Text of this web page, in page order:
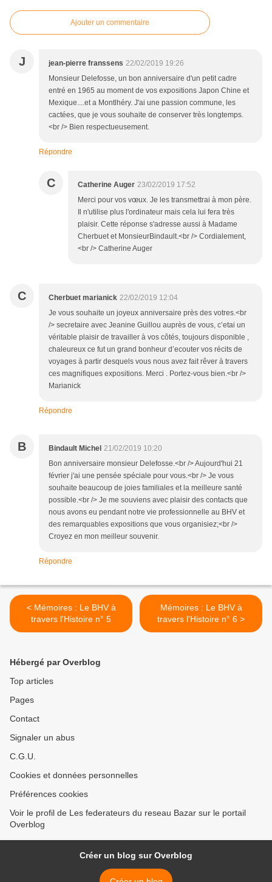
Ajouter un commentaire
J jean-pierre franssens 22/02/2019 19:26
Monsieur Delefosse, un bon anniversaire d'un petit cadre
entré en 1965 au moment de vos expositions Japon Chine et
Mexique....et a Montlhéry. J'ai une passion commune, les
cactées, que je vous souhaite de conserver très longtemps.
<br /> Bien respectueusement.
Répondre
C Catherine Auger 23/02/2019 17:52
Merci pour vos vœux. Je les transmettrai à mon père.
Il n'utilise plus l'ordinateur mais cela lui fera très
plaisir. Cette réponse s'adresse aussi à Madame
Cherbuet et MonsieurBindault.<br /> Cordialement,
<br /> Catherine Auger
C Cherbuet marianick 22/02/2019 12:04
Je vous souhaite un joyeux anniversaire près des votres.<br
/> secretaire avec Jeanine Guillou auprès de vous, c’etai un
véritable plaisir de travailler à vos côtés, toujours disponible ,
chaleureux ce fut un grand bonheur d’ecouter vos récits de
voyages à partir desquels vous nous avez fait rêver à travers
ces magnifiques expositions. Merci . Portez-vous bien.<br />
Marianick
Répondre
B Bindault Michel 21/02/2019 10:20
Bon anniversaire monsieur Delefosse.<br /> Aujourd'hui 21
février j'ai une pensée spéciale pour vous.<br /> Je vous
souhaite beaucoup de joies familiales et la meilleure santé
possible.<br /> Je me souviens avec plaisir des contacts que
nous avons eu pendant notre vie professionnelle au BHV et
des remarquables expositions que vous organisiez;<br />
Croyez en mon meilleur souvenir.
Répondre
< Mémoires : Le BHV à
travers l'Histoire n° 5
Mémoires : Le BHV à
travers l'Histoire n° 6 >
Hébergé par Overblog
Top articles
Pages
Contact
Signaler un abus
C.G.U.
Cookies et données personnelles
Préférences cookies
Voir le profil de Les federateurs du reseau Bazar sur le portail
Overblog
Créer un blog sur Overblog